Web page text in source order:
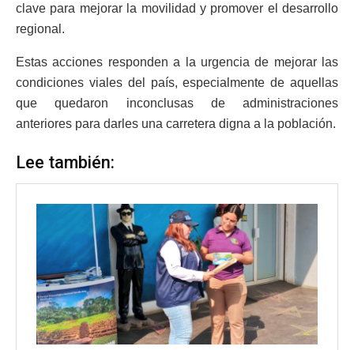
clave para mejorar la movilidad y promover el desarrollo
regional.
Estas acciones responden a la urgencia de mejorar las
condiciones viales del país, especialmente de aquellas
que quedaron inconclusas de administraciones
anteriores para darles una carretera digna a la población.
Lee también: